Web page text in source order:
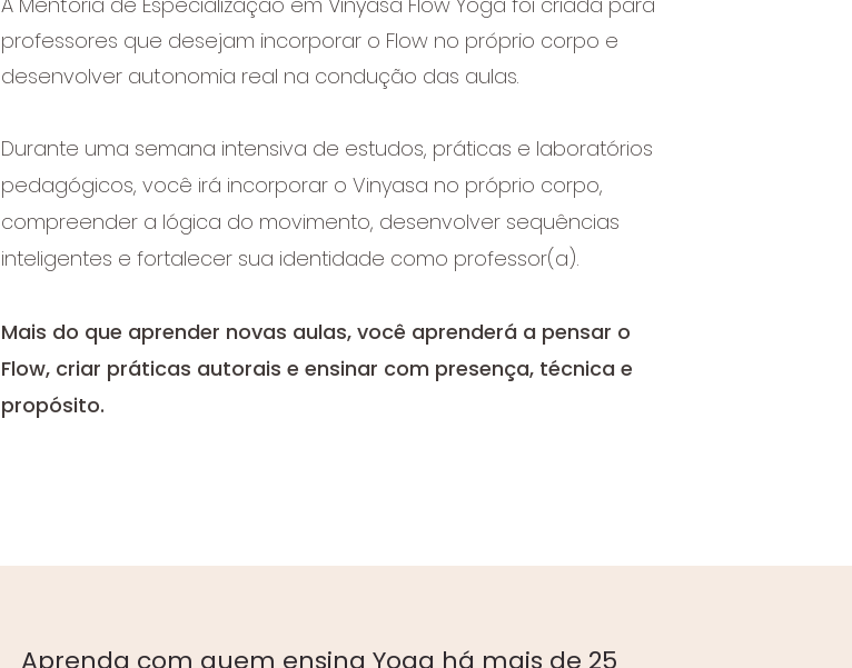
professores que desejam incorporar o Flow no próprio corpo e
desenvolver autonomia real na condução das aulas.
Durante uma semana intensiva de estudos, práticas e laboratórios
pedagógicos, você irá incorporar o Vinyasa no próprio corpo,
compreender a lógica do movimento, desenvolver sequências
inteligentes e fortalecer sua identidade como professor(a).
Mais do que aprender novas aulas, você aprenderá a pensar o
Flow, criar práticas autorais e ensinar com presença, técnica e
propósito.
Aprenda com quem ensina Yoga há mais de 25